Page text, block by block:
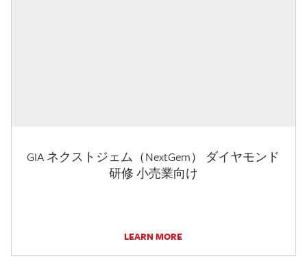
GIA ネクストジェム（NextGem） ダイヤモンド
研修 小売業向け
LEARN MORE